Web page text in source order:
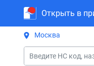
Открыть в
Москва